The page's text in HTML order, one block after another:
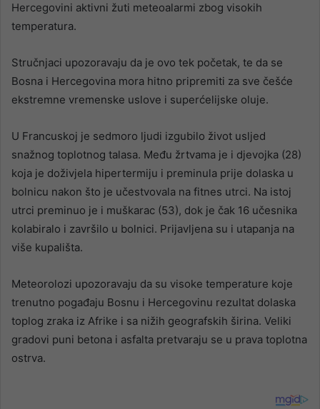
Hercegovini aktivni žuti meteoalarmi zbog visokih
temperatura.
Stručnjaci upozoravaju da je ovo tek početak, te da se
Bosna i Hercegovina mora hitno pripremiti za sve češće
ekstremne vremenske uslove i superćelijske oluje.
U Francuskoj je sedmoro ljudi izgubilo život usljed
snažnog toplotnog talasa. Među žrtvama je i djevojka (28)
koja je doživjela hipertermiju i preminula prije dolaska u
bolnicu nakon što je učestvovala na fitnes utrci. Na istoj
utrci preminuo je i muškarac (53), dok je čak 16 učesnika
kolabiralo i završilo u bolnici. Prijavljena su i utapanja na
više kupališta.
Meteorolozi upozoravaju da su visoke temperature koje
trenutno pogađaju Bosnu i Hercegovinu rezultat dolaska
toplog zraka iz Afrike i sa nižih geografskih širina. Veliki
gradovi puni betona i asfalta pretvaraju se u prava toplotna
ostrva.